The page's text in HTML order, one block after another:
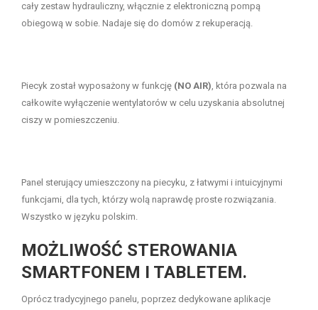
cały zestaw hydrauliczny, włącznie z elektroniczną pompą
obiegową w sobie. Nadaje się do domów z rekuperacją.
Piecyk został wyposażony w funkcję (NO AIR), która pozwala na
całkowite wyłączenie wentylatorów w celu uzyskania absolutnej
ciszy w pomieszczeniu.
Panel sterujący umieszczony na piecyku, z łatwymi i intuicyjnymi
funkcjami, dla tych, którzy wolą naprawdę proste rozwiązania.
Wszystko w języku polskim.
MOŻLIWOŚĆ STEROWANIA
SMARTFONEM I TABLETEM.
Oprócz tradycyjnego panelu, poprzez dedykowane aplikacje